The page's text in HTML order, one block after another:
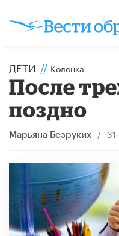
ДЕТИ // Колонка
После
поздно
Марьяна Безруких / 31